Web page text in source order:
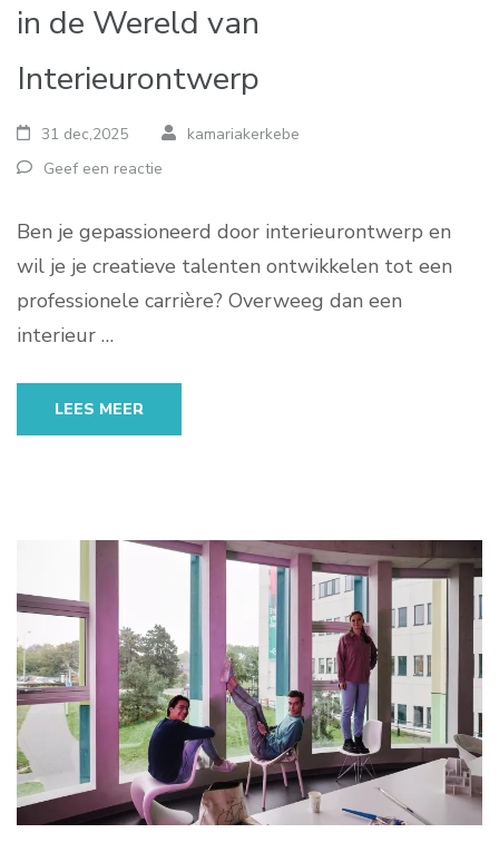
in de Wereld van
Interieurontwerp
31 dec,2025
kamariakerkebe
Geef een reactie
Ben je gepassioneerd door interieurontwerp en
wil je je creatieve talenten ontwikkelen tot een
professionele carrière? Overweeg dan een
interieur …
LEES MEER